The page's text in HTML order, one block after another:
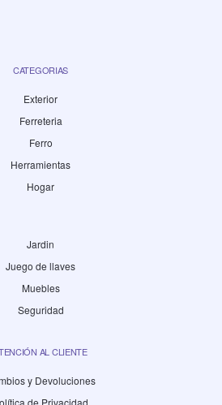
CATEGORIAS
Exterior
Ferreteria
Ferro
Herramientas
Hogar
Jardin
Juego de llaves
Muebles
Seguridad
AL CLIENTE
y Devoluciones
de Privacidad